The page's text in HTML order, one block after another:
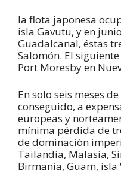
la flota japonesa
isla Gavutu, y en
Guadalcanal, éstas
Salomón. El
Port Moresby en
En solo seis meses
conseguido, a
europeas y
mínima pérdida de
de dominación
Tailandia, Malasia,
Birmania, Guam, isla